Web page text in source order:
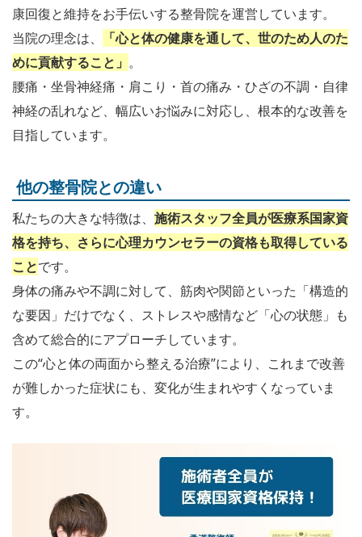
康回復と維持をお手伝いする整骨院を運営しています。
当院の理念は、
「心と体の健康を通して、世のため人のた
めに貢献すること」 。
腰痛・坐骨神経痛・肩こり・首の痛み・ひざの不調・自律
神経の乱れなど、幅広いお悩みに対応し、根本的な改善を
目指しています。
他の整骨院との違い
私たちの大きな特徴は、 施術スタッフ全員が医療系国家資
格を持ち、さらに心理カウンセラーの資格も取得している
ことです。
身体の痛みや不調に対して、筋肉や関節といった「構造的
な要因」だけでなく、ストレスや感情など「心の状態」も
含めて総合的にアプローチしています。
この“心と体の両面から整える治療”により、これまで改善
が難しかった症状にも、変化が生まれやすくなっていま
す。